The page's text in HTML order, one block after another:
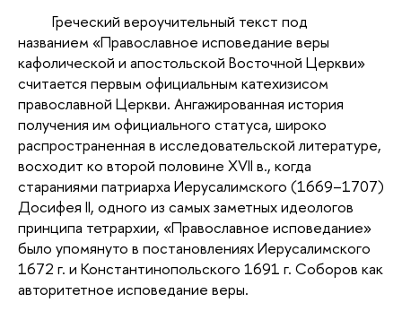
Греческий вероучительный текст под
названием «Православное исповедание веры
кафолической и апостольской Восточной Церкви»
считается первым официальным катехизисом
православной Церкви. Ангажированная история
получения им официального статуса, широко
распространенная в исследовательской литературе,
восходит ко второй половине XVII в., когда
стараниями патриарха Иерусалимского (1669–1707)
Досифея II, одного из самых заметных идеологов
принципа тетрархии, «Православное исповедание»
было упомянуто в постановлениях Иерусалимского
1672 г. и Константинопольского 1691 г. Соборов как
авторитетное исповедание веры.